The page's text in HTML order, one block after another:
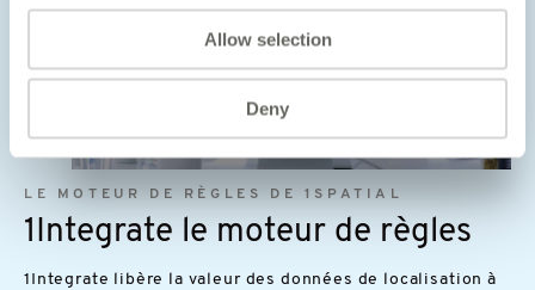
Allow selection
Deny
LE MOTEUR DE RÈGLES DE 1SPATIAL
1Integrate le moteur de règles
1Integrate libère la valeur des données de localisation à